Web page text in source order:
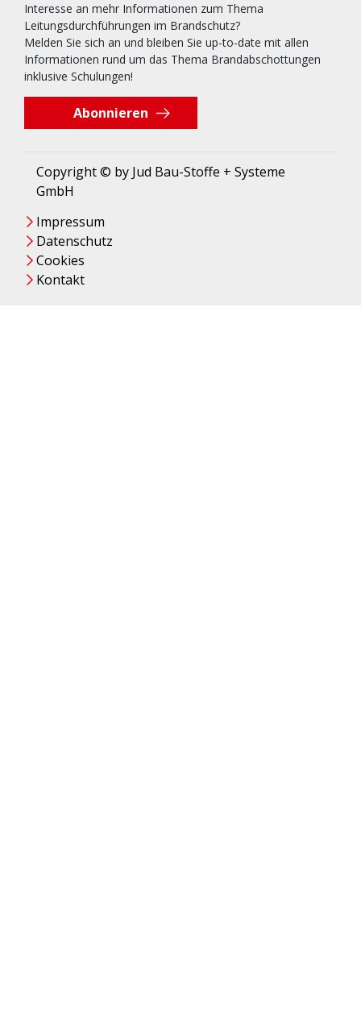
Interesse an mehr Informationen zum Thema
Leitungsdurchführungen im Brandschutz?
Melden Sie sich an und bleiben Sie up-to-date mit allen
Informationen rund um das Thema Brandabschottungen
inklusive Schulungen!
Abonnieren
Copyright © by Jud Bau-Stoffe + Systeme
GmbH
Impressum
Datenschutz
Cookies
Kontakt